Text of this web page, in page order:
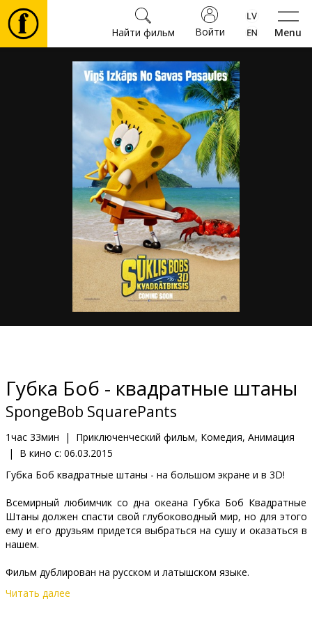
Menu
Войти
Найти фильм
Фильмы
Билеты
Мероприятия
Новости
Подарки
Кинозакуски
Клуб
Губка Боб - квадратные штаны
SpongeBob SquarePants
1час 33мин |
Приключенческий фильм, Комедия, Анимация
|
В кино с: 06.03.2015
Губка Боб квадратные штаны - на большом экране и в 3D!
Всемирный любимчик со дна океана Губка Боб Квадратные
Штаны должен спасти свой глубоководный мир, но для этого
ему и его друзьям придется выбраться на сушу и оказаться в
нашем.
Фильм дублирован на русском и латышском языке.
Фильм в формате 3D.
Читать далее